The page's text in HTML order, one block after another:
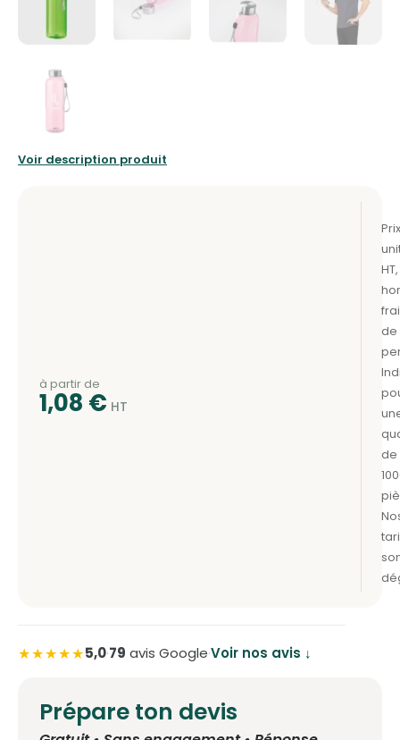
Voir description produit
à partir de
1,08 €
★★★★★5,0·79 avis Google·Voir nos avis ↓
Prépare ton devis